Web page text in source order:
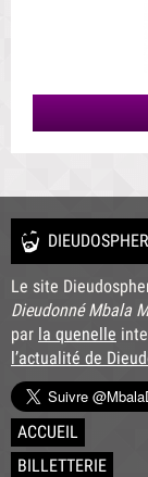
Le site
Dieudonné Mbala
par la quenelle
l’actualité de
ACCUEIL
BILLETTERIE